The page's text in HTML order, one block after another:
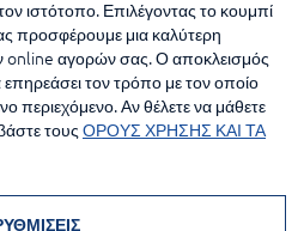
πληρωμής:
ιστότοπο. Επιλέγοντας το κουμπί
προσφέρουμε μια καλύτερη
online αγορών σας. Ο αποκλεισμός
τον τρόπο με τον οποίο
περιεχόμενο. Αν θέλετε να μάθετε
τους ΟΡΟΥΣ ΧΡΗΣΗΣ ΚΑΙ ΤΑ